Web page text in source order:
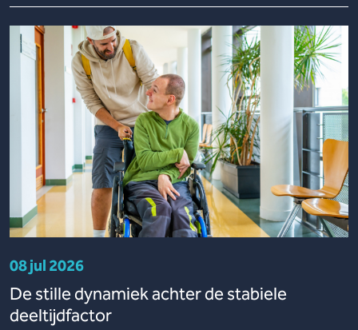
08 jul 2026
De stille dynamiek achter de stabiele
deeltijdfactor